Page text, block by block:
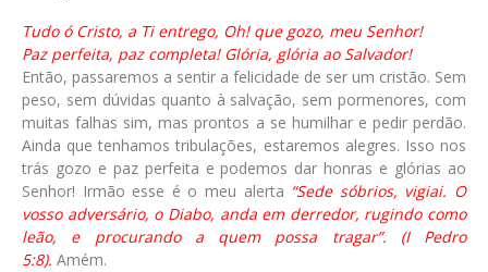
Tudo ó Cristo, a Ti entrego, Oh! que gozo, meu Senhor!
Paz perfeita, paz completa! Glória, glória ao Salvador!
Então, passaremos a sentir a felicidade de ser um cristão. Sem
peso, sem dúvidas quanto à salvação, sem pormenores, com
muitas falhas sim, mas prontos a se humilhar e pedir perdão.
Ainda que tenhamos tribulações, estaremos alegres. Isso nos
trás gozo e paz perfeita e podemos dar honras e glórias ao
Senhor! Irmão esse é o meu alerta “Sede sóbrios, vigiai. O
vosso adversário, o Diabo, anda em derredor, rugindo como
leão, e procurando a quem possa tragar”. (I Pedro
5:8). Amém.